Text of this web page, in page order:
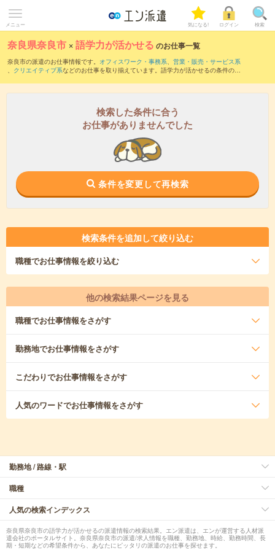
メニュー 気になる! ログイン 検索
奈良県奈良市 ×語学力が活かせる のお仕事一覧
奈良市の派遣のお仕事情報です。 オフィスワーク・事務系、 営業・販売・サービス系
、 クリエイティブ系などのお仕事を取り揃えています。語学力が活かせるの条件の他
検索した条件に合う
お仕事がありませんでした
条件を変更して再検索
検索条件を追加して絞り込む
職種でお仕事情報を絞り込む
他の検索結果ページを見る
職種でお仕事情報をさがす
勤務地でお仕事情報をさがす
こだわりでお仕事情報をさがす
人気のワードでお仕事情報をさがす
勤務地 / 路線・駅
職種
人気の検索インデックス
奈良県奈良市の語学力が活かせるの派遣情報の検索結果。エン派遣は、エンが運営する人材派
遣会社のポータルサイト。奈良県奈良市の派遣/求人情報を職種、勤務地、時給、勤務時間、長
期・短期などの希望条件から、あなたにピッタリの派遣のお仕事を探せます。